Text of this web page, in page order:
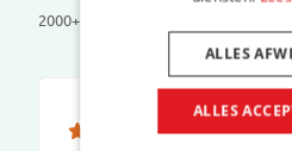
2000+ reviews
ALLES
ALLES